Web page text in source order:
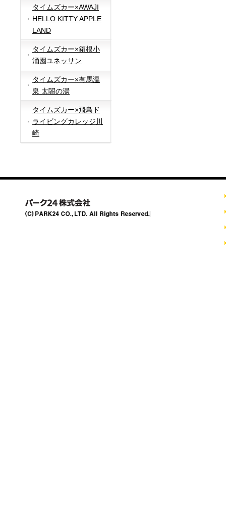
タイムズカー×AWAJI
HELLO KITTY APPLE
LAND
タイムズカー×箱根小
涌園ユネッサン
タイムズカー×有馬温
泉 太閤の湯
タイムズカー×飛鳥ド
ライビングカレッジ川
崎